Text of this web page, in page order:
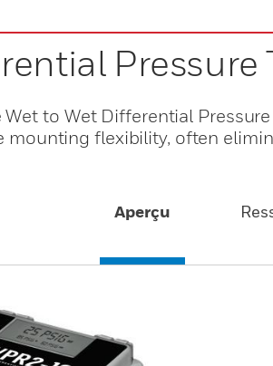
Pressure
to Wet Differential
mounting flexibility, often
Aperçu